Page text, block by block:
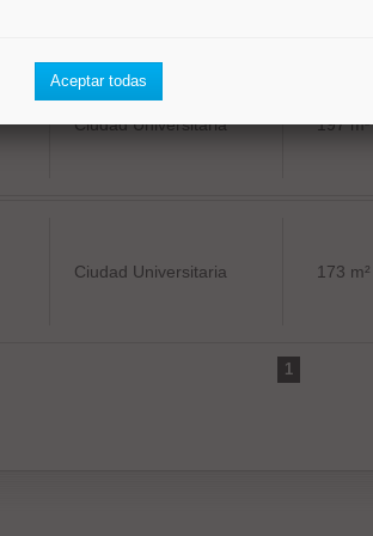
Ciudad Universitaria 197 m²
Ciudad Universitaria 173 m²
1
Aceptar todas